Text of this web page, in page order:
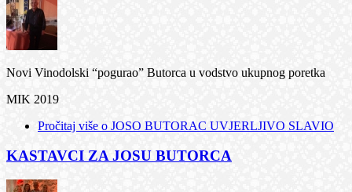
Novi Vinodolski “pogurao” Butorca u vodstvo ukupnog poretka
MIK 2019
Pročitaj više o JOSO BUTORAC UVJERLJIVO SLAVIO
KASTAVCI ZA JOSU BUTORCA